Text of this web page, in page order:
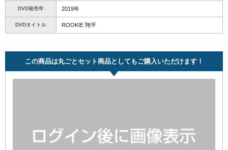
DVD発売年 2019年
DVDタイトル ROOKIE 翔平
この商品は丸ごとセット商品としてもご購入いただけます！